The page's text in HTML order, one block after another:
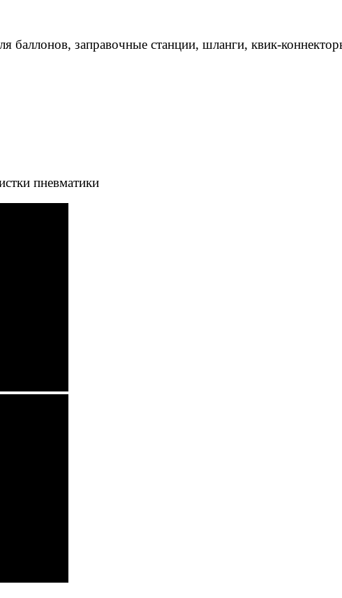
баллонов, заправочные станции, шланги, квик-
пневматики